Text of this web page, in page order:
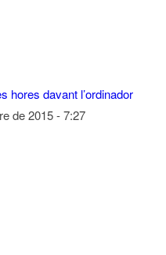
hores davant l’ordinador
de 2015 - 7:27